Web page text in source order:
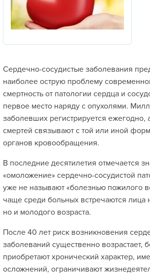
Сердечно-сосудистые заболевания
наиболее острую проблему
смертность от патологии сердца и
первое место наряду с опухолями.
заболевших регистрируется ежегодно,
смертей связывают с той или иной
органов кровообращения.
В последние десятилетия отмечается
«омоложение» сердечно-сосудистой
уже не называют «болезнью пожилого
чаще среди больных встречаются лица
но и молодого возраста.
После 40 лет риск возникновения
заболеваний существенно возрастает,
приобретают хронический характер,
осложнений, ограничивают